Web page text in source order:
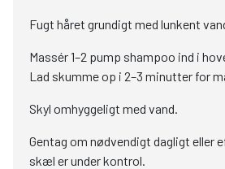
Fugt håret grundigt med lunkent
Massér 1–2 pump shampoo ind i
Lad skumme op i 2–3 minutter for
Skyl omhyggeligt med vand.
Gentag om nødvendigt dagligt eller
skæl er under kontrol.